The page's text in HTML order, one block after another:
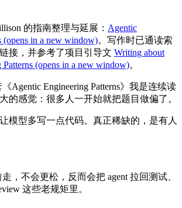
的指南整理与延展： Agentic
(opens in a new window)。写作时已通读索
接，并参考了项目引导文 Writing about
(opens in a new window)。
Agentic Engineering Patterns》我是连续读
的感觉：很多人一开始就把题目做偏了。
模型多写一点代码。真正稀缺的，是有人
，不会更松，反而会把 agent 拉回测试、
这些老规矩里。